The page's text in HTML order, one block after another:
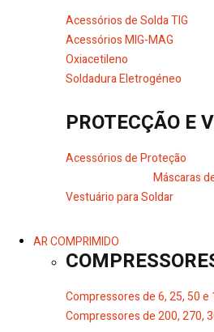
Acessórios de Solda TIG
Acessórios MIG-MAG
Oxiacetileno
Soldadura Eletrogéneo
PROTECÇÃO E
Acessórios de
Máscaras
Vestuário para Soldar
AR COMPRIMIDO
Compressores de 6, 25, 50 e
Compressores de 200, 270,